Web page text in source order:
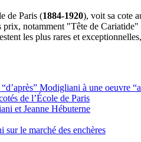
de Paris (1884-1920), voit sa cote
prix, notamment "Tête de Cariatide"
les plus rares et
Modigliani à une oeuvre
de l’École de Paris
et Jeanne Hébuterne
le marché des enchères